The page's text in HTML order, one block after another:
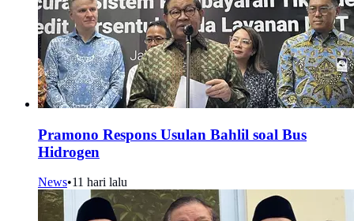
Pramono Respons Usulan Bahlil soal Bus
Hidrogen
News•11 hari lalu